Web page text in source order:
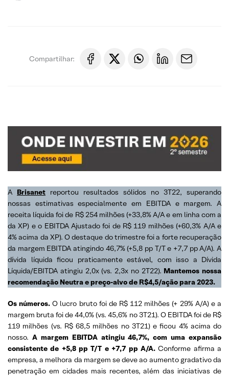
Compartilhar:
A Brisanet reportou resultados sólidos no 3T22, superando
nossas estimativas especialmente em EBITDA e margem. A
receita líquida foi de R$ 254 milhões (+33,8% A/A e em linha com a
da XP) e o EBITDA Ajustado foi de R$ 119 milhões (+60,3% A/A e
4% acima da XP). O destaque do trimestre foi a forte recuperação
da margem EBITDA atingindo 46,7% (+5,8 pp T/T e +7,7 pp A/A). A
dívida líquida ficou praticamente estável, com isso a Dívida
Líquida/EBITDA atingiu 2,0x (vs. 2,3x no 2T22). Mantemos nossa
recomendação Neutra e preço-alvo de R$4,5/ação para 2023.
Os números. O lucro bruto foi de R$ 112 milhões (+ 29% A/A) e a
margem bruta foi de 44,0% (vs. 45,6% no 3T21). O EBITDA foi de R$
119 milhões (vs. R$ 68,5 milhões no 3T21) e ficou 4% acima do
nosso. A margem EBITDA atingiu 46,7%, com uma expansão
consistente de +5,8 pp T/T e +7,7 pp A/A.Conforme afirma a
empresa, a melhora da margem se deve ao aumento gradativo da
penetração em cidades mais recentes, além das iniciativas de